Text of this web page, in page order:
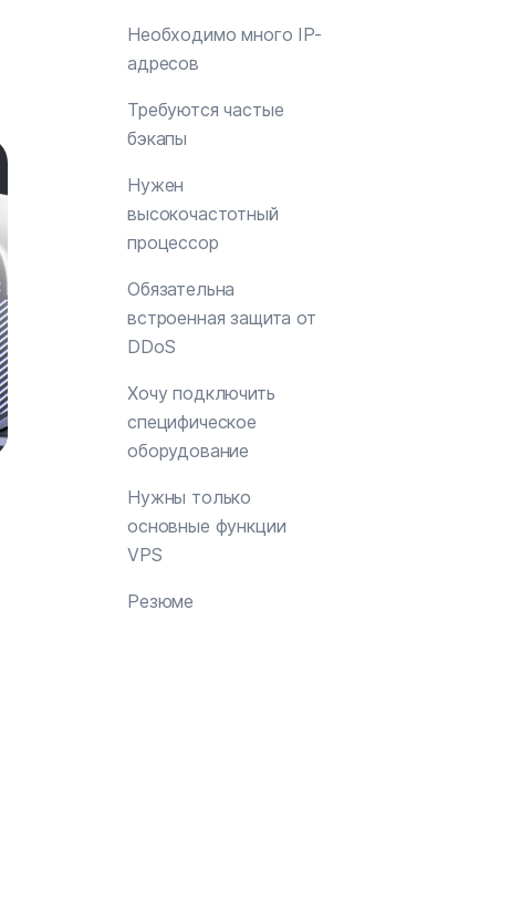
Необходимо много IP-
адресов
Требуются частые
бэкапы
Нужен
высокочастотный
процессор
Обязательна
встроенная защита от
DDoS
Хочу подключить
специфическое
оборудование
Нужны только
основные функции
VPS
Резюме